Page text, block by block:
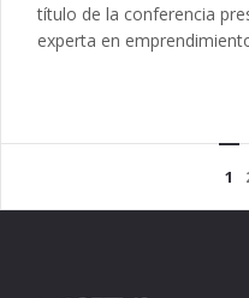
título de la conferencia
experta en
1